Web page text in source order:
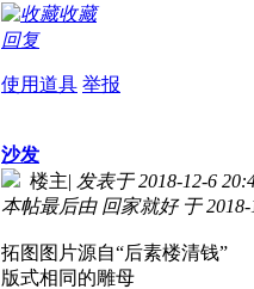
收藏
回复
使用道具 举报
沙发
楼主| 发表于 2018-12-6
本帖最后由 回家就好 于 2018-
拓图图片源自“后素楼清钱”
版式相同的雕母